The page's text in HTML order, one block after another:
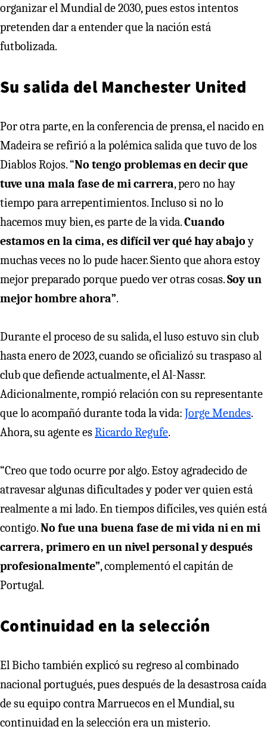
organizar el Mundial de 2030, pues estos intentos
pretenden dar a entender que la nación está
futbolizada.
Su salida del Manchester United
Por otra parte, en la conferencia de prensa, el nacido en
Madeira se refirió a la polémica salida que tuvo de los
Diablos Rojos. “No tengo problemas en decir que
tuve una mala fase de mi carrera, pero no hay
tiempo para arrepentimientos. Incluso si no lo
hacemos muy bien, es parte de la vida.Cuando
estamos en la cima, es difícil ver qué hay abajoy
muchas veces no lo pude hacer. Siento que ahora estoy
mejor preparado porque puedo ver otras cosas.Soy un
mejor hombre ahora”.
Durante el proceso de su salida, el luso estuvo sin club
hasta enero de 2023, cuando se oficializó su traspaso al
club que defiende actualmente, el Al-Nassr.
Adicionalmente, rompió relación con su representante
que lo acompañó durante toda la vida: Jorge Mendes.
Ahora, su agente esRicardo Regufe.
“Creo que todo ocurre por algo. Estoy agradecido de
atravesar algunas dificultades y poder ver quien está
realmente a mi lado. En tiempos difíciles, ves quién está
contigo.No fue una buena fase de mi vida ni en mi
carrera, primero en un nivel personal y después
profesionalmente”, complementó el capitán de
Portugal.
Continuidad en la selección
El Bicho también explicó su regreso al combinado
nacional portugués, pues después de la desastrosa caída
de su equipo contra Marruecos en el Mundial, su
continuidad en la selección era un misterio.